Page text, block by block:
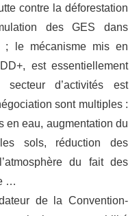
contre la déforestation
des GES dans
; le mécanisme mis en
est essentiellement
d’activités est
sont multiples :
en eau, augmentation du
sols, réduction des
du fait des
…
de la Convention-